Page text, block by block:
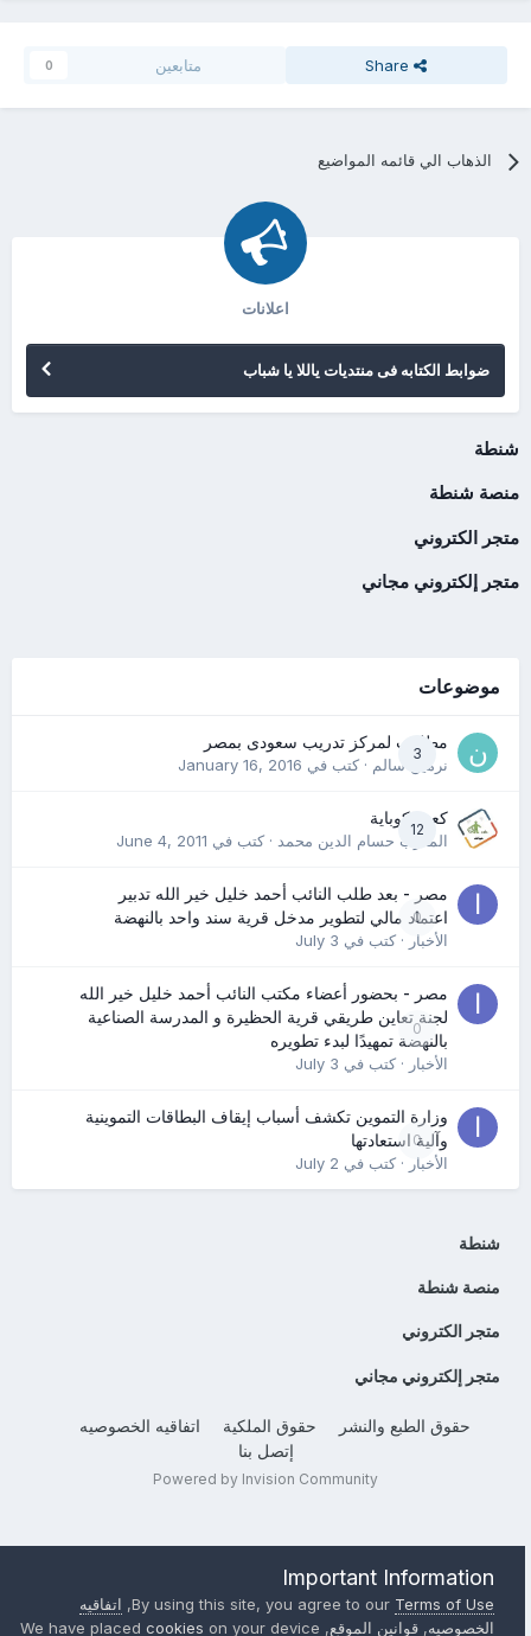
Share متابعين 0
الذهاب الي قائمه المواضيع
اعلانات
ضوابط الكتابه فى منتديات ياللا يا شباب
شنطة
منصة شنطة
متجر الكتروني
متجر إلكتروني مجاني
موضوعات
3
مطلوب لمركز تدريب سعودى بمصر
نرمين سالم· كتب في January 16, 2016
12
كعب كوباية
المدرب حسام الدين محمد· كتب في June 4, 2011
0
مصر - بعد طلب النائب أحمد خليل خير الله تدبير
اعتماد مالي لتطوير مدخل قرية سند واحد بالنهضة
الأخبار· كتب في July 3
0
مصر - بحضور أعضاء مكتب النائب أحمد خليل خير الله
لجنة تعاين طريقي قرية الحظيرة و المدرسة الصناعية
بالنهضة تمهيدًا لبدء تطويره
الأخبار· كتب في July 3
0
وزارة التموين تكشف أسباب إيقاف البطاقات التموينية
وآلية استعادتها
الأخبار· كتب في July 2
شنطة
منصة شنطة
متجر الكتروني
متجر إلكتروني مجاني
حقوق الطبع والنشر حقوق الملكية
اتفاقيه الخصوصيه
إتصل بنا
Powered by Invision Community
Important Information
By using this site, you agree to ourTerms of Use
, اتفاقيه
الخصوصيه, قوانين الموقع, We have placed
cookies on your device